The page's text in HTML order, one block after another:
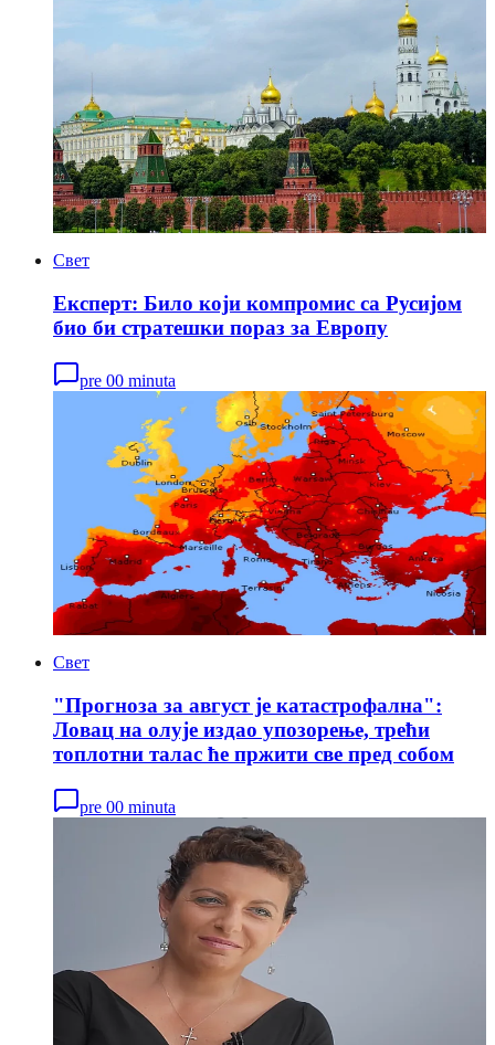
Свет
Експерт: Било који компромис са Русијом
био би стратешки пораз за Европу
pre 00 minuta
Свет
"Прогноза за август је катастрофална":
Ловац на олује издао упозорење, трећи
топлотни талас ће пржити све пред собом
pre 00 minuta